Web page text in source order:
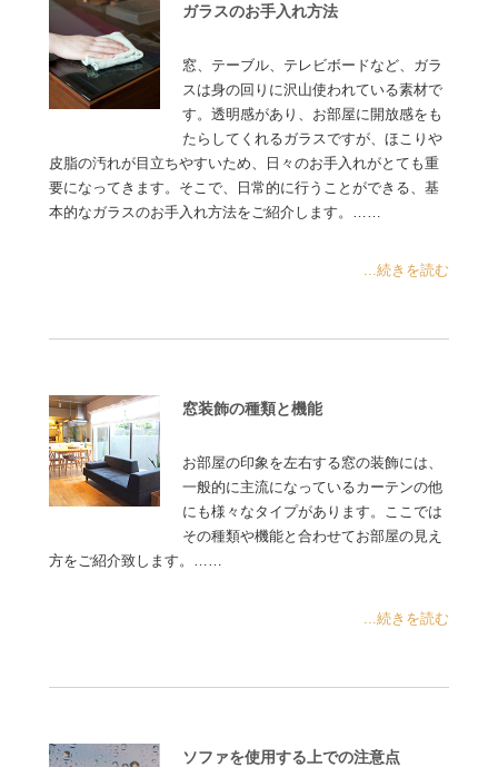
ガラスのお手入れ方法
窓、テーブル、テレビボードなど、ガラ
スは身の回りに沢山使われている素材で
す。透明感があり、お部屋に開放感をも
たらしてくれるガラスですが、ほこりや
皮脂の汚れが目立ちやすいため、日々のお手入れがとても重
要になってきます。そこで、日常的に行うことができる、基
本的なガラスのお手入れ方法をご紹介します。……
...続きを読む
窓装飾の種類と機能
お部屋の印象を左右する窓の装飾には、
一般的に主流になっているカーテンの他
にも様々なタイプがあります。ここでは
その種類や機能と合わせてお部屋の見え
方をご紹介致します。……
...続きを読む
ソファを使用する上での注意点